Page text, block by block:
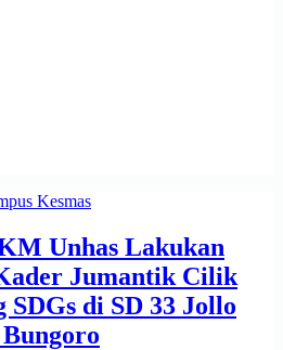
Kesmas
Unhas Lakukan
Jumantik Cilik
di SD 33 Jollo